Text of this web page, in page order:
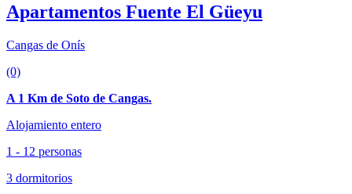
Apartamentos Fuente El Güeyu
Cangas de Onís
(0)
A 1 Km de Soto de Cangas.
Alojamiento entero
1 - 12 personas
3 dormitorios